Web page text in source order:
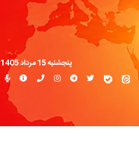
پنجشنبه 15 مرداد 1405